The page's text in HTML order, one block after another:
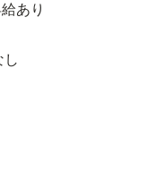
あり
し